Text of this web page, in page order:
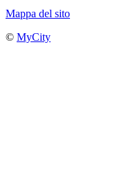
Mappa del sito
© MyCity